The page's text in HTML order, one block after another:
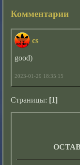
Комментарии
cs
good)
2023-01-29 18:35:15
Страницы: [1]